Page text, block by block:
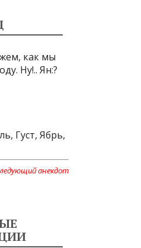
как мы
Ну!.. Ян:?
Густ, Ябрь,
анекдот